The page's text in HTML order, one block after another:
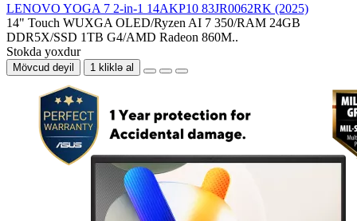
LENOVO YOGA 7 2-in-1 14AKP10 83JR0062RK (2025)
14" Touch WUXGA OLED/Ryzen AI 7 350/RAM 24GB
DDR5X/SSD 1TB G4/AMD Radeon 860M..
Stokda yoxdur
Mövcud deyil 1 kliklə al